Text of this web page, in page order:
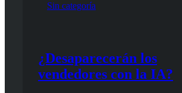
Sin categoría
¿Desaparecerán los
vendedores con la IA?